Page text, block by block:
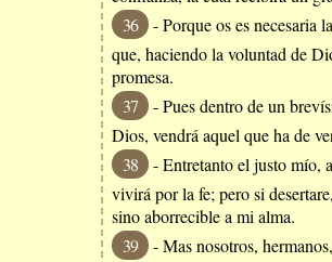
36
- Porque os es necesaria
que, haciendo la voluntad de
promesa.
37
- Pues dentro de un
Dios, vendrá aquel que ha de
38
- Entretanto el justo mío,
vivirá por la fe; pero si
sino aborrecible a mi alma.
39
- Mas nosotros,